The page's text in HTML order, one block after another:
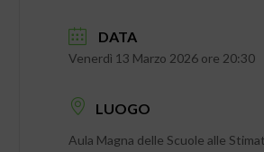
DATA
Venerdì 13 Marzo 2026 ore 20:30
LUOGO
Aula Magna delle Scuole alle